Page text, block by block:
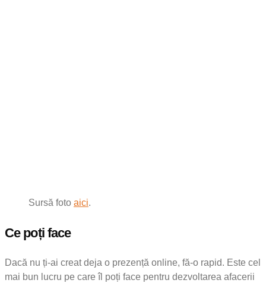
Sursă foto aici.
Ce poți face
Dacă nu ți-ai creat deja o prezență online, fă-o rapid. Este cel
mai bun lucru pe care îl poți face pentru dezvoltarea afacerii